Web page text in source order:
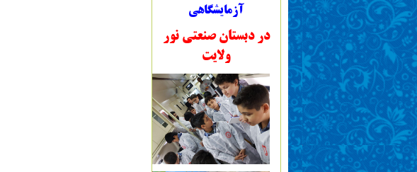
آزمایشگاهی
در دبستان صنعتی نور
ولایت